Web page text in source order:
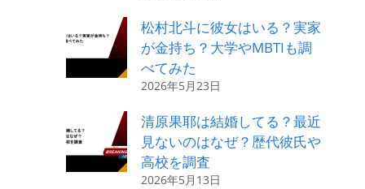
松村北斗に彼女はいる？実家
が金持ち？大学やMBTIも調
べてみた
2026年5月23日
清原果耶は結婚してる？最近
見ないのはなぜ？歴代彼氏や
高校を調査
2026年5月13日